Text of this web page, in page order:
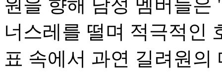
원을 향해 남성 멤버들
너스레를 떨며 적극적인
표 속에서 과연 길려원